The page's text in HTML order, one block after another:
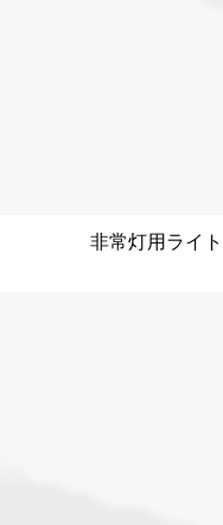
非常灯用ライ